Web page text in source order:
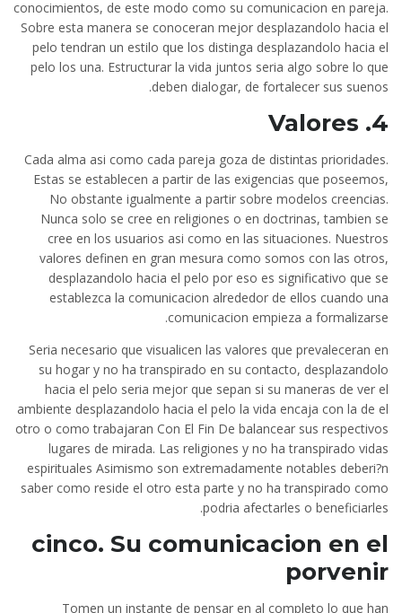
conocimientos, de este modo como su comunicacion en pareja.
Sobre esta manera se conoceran mejor desplazandolo hacia el
pelo tendran un estilo que los distinga desplazandolo hacia el
pelo los una. Estructurar la vida juntos seri­a algo sobre lo que
deben dialogar, de fortalecer sus suenos.
4. Valores
Cada alma asi­ como cada pareja goza de distintas prioridades.
Estas se establecen a partir de las exigencias que poseemos,
No obstante igualmente a partir sobre modelos creencias.
Nunca solo se cree en religiones o en doctrinas, tambien se
cree en los usuarios asi­ como en las situaciones. Nuestros
valores definen en gran mesura como somos con las otros,
desplazandolo hacia el pelo por eso es significativo que se
establezca la comunicacion alrededor de ellos cuando una
comunicacion empieza a formalizarse.
Seri­a necesario que visualicen las valores que prevaleceran en
su hogar y no ha transpirado en su contacto, desplazandolo
hacia el pelo seri­a mejor que sepan si su maneras de ver el
ambiente desplazandolo hacia el pelo la vida encaja con la de el
otro o como trabajaran Con El Fin De balancear sus respectivos
lugares de mirada. Las religiones y no ha transpirado vidas
espirituales Asimismo son extremadamente notables deberi?n
saber como reside el otro esta parte y no ha transpirado como
podria afectarles o beneficiarles.
cinco. Su comunicacion en el
porvenir
Tomen un instante de pensar en al completo lo que han